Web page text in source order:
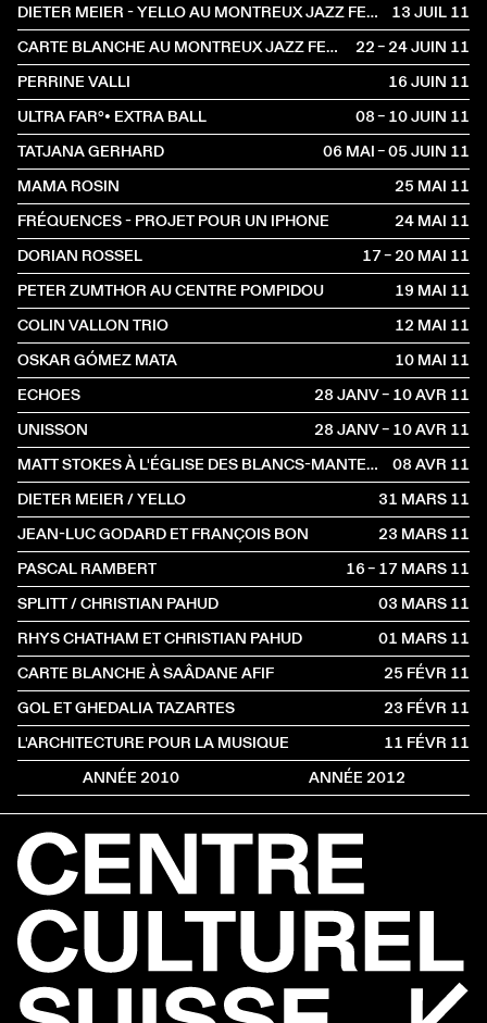
DIETER MEIER - YELLO AU MONTREUX JAZZ FESTIVAL
13 JUIL2011
CARTE BLANCHE AU MONTREUX JAZZ FESTIVAL
22 – 24 JUIN2011
PERRINE VALLI
16 JUIN2011
ULTRA FAR°• EXTRA BALL
08 – 10 JUIN2011
TATJANA GERHARD
06 MAI – 05 JUIN2011
MAMA ROSIN
25 MAI2011
FRÉQUENCES - PROJET POUR UN IPHONE
24 MAI2011
DORIAN ROSSEL
17 – 20 MAI2011
PETER ZUMTHOR AU CENTRE POMPIDOU
19 MAI2011
COLIN VALLON TRIO
12 MAI2011
OSKAR GÓMEZ MATA
10 MAI2011
ECHOES
28 JANV – 10 AVR2011
UNISSON
28 JANV – 10 AVR2011
MATT STOKES À L'ÉGLISE DES BLANCS-MANTEAUX
08 AVR2011
DIETER MEIER / YELLO
31 MARS2011
JEAN-LUC GODARD ET FRANÇOIS BON
23 MARS2011
PASCAL RAMBERT
16 – 17 MARS2011
SPLITT / CHRISTIAN PAHUD
03 MARS2011
RHYS CHATHAM ET CHRISTIAN PAHUD
01 MARS2011
CARTE BLANCHE À SAÂDANE AFIF
25 FÉVR2011
GOL ET GHEDALIA TAZARTES
23 FÉVR2011
L'ARCHITECTURE POUR LA MUSIQUE
11 FÉVR2011
ANNÉE 2010
ANNÉE 2012